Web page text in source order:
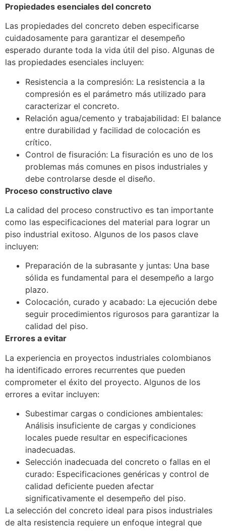
Propiedades esenciales del concreto
Las propiedades del concreto deben especificarse
cuidadosamente para garantizar el desempeño
esperado durante toda la vida útil del piso. Algunas de
las propiedades esenciales incluyen:
Resistencia a la compresión: La resistencia a la
compresión es el parámetro más utilizado para
caracterizar el concreto.
Relación agua/cemento y trabajabilidad: El balance
entre durabilidad y facilidad de colocación es
crítico.
Control de fisuración: La fisuración es uno de los
problemas más comunes en pisos industriales y
debe controlarse desde el diseño.
Proceso constructivo clave
La calidad del proceso constructivo es tan importante
como las especificaciones del material para lograr un
piso industrial exitoso. Algunos de los pasos clave
incluyen:
Preparación de la subrasante y juntas: Una base
sólida es fundamental para el desempeño a largo
plazo.
Colocación, curado y acabado: La ejecución debe
seguir procedimientos rigurosos para garantizar la
calidad del piso.
Errores a evitar
La experiencia en proyectos industriales colombianos
ha identificado errores recurrentes que pueden
comprometer el éxito del proyecto. Algunos de los
errores a evitar incluyen:
Subestimar cargas o condiciones ambientales:
Análisis insuficiente de cargas y condiciones
locales puede resultar en especificaciones
inadecuadas.
Selección inadecuada del concreto o fallas en el
curado: Especificaciones genéricas y control de
calidad deficiente pueden afectar
significativamente el desempeño del piso.
La selección del concreto ideal para pisos industriales
de alta resistencia requiere un enfoque integral que